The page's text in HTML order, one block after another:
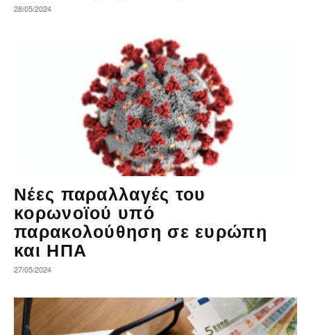
28/05/2024
Νέες παραλλαγές του
κορωνοϊού υπό
παρακολούθηση σε ευρώπη
και ΗΠΑ
27/05/2024